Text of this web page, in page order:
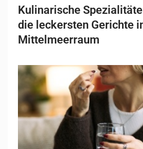
Kulinarische
die leckersten Gerichte
Mittelmeerraum